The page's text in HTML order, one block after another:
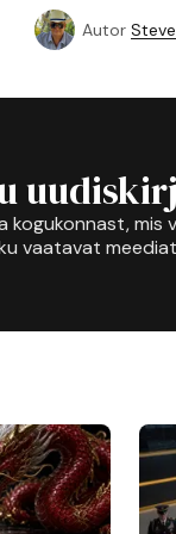
Autor
kogukonnast,
vaatavat